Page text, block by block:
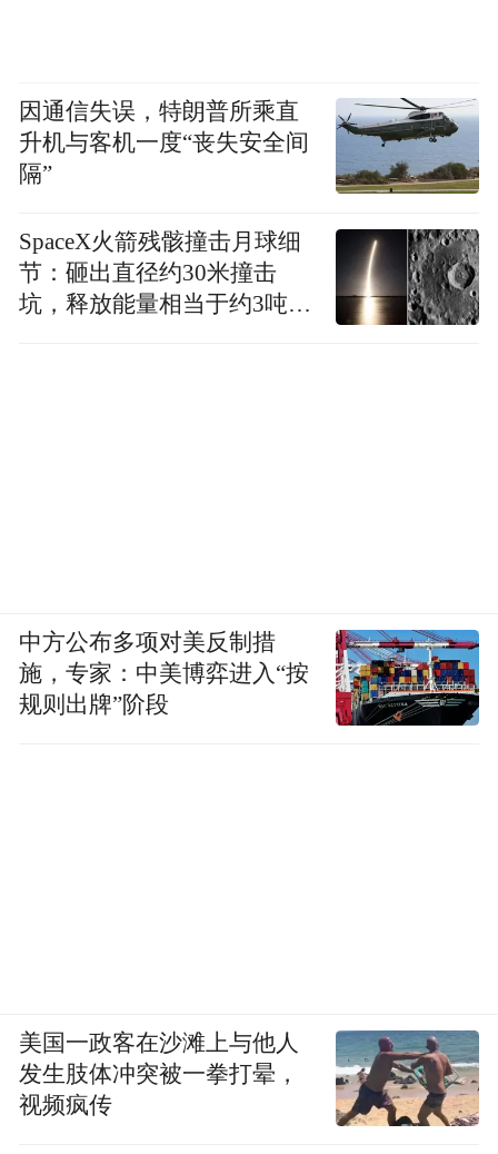
因通信失误，特朗普所乘直
升机与客机一度“丧失安全间
隔”
SpaceX火箭残骸撞击月球细
节：砸出直径约30米撞击
坑，释放能量相当于约3吨
中方公布多项对美反制措
施，专家：中美博弈进入“按
规则出牌”阶段
美国一政客在沙滩上与他人
发生肢体冲突被一拳打晕，
视频疯传